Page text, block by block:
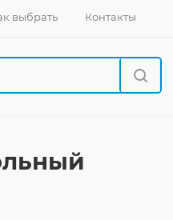
выбрать Контакты